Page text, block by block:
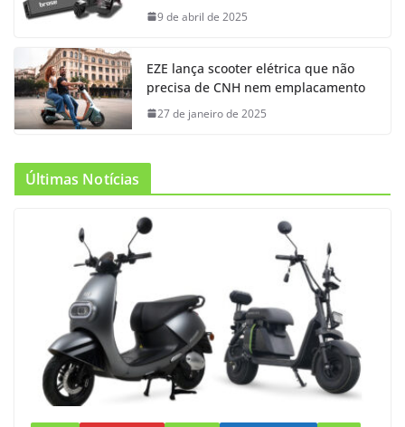
9 de abril de 2025
EZE lança scooter elétrica que não
precisa de CNH nem emplacamento
27 de janeiro de 2025
Últimas Notícias